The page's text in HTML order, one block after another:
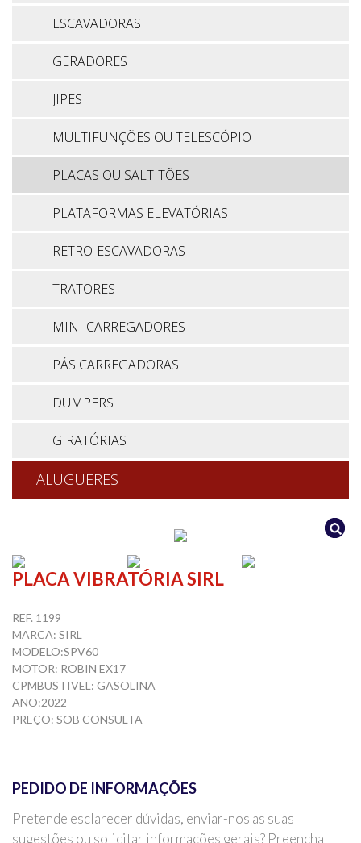
ESCAVADORAS
GERADORES
JIPES
MULTIFUNÇÕES OU TELESCÓPIO
PLACAS OU SALTITÕES
PLATAFORMAS ELEVATÓRIAS
RETRO-ESCAVADORAS
TRATORES
MINI CARREGADORES
PÁS CARREGADORAS
DUMPERS
GIRATÓRIAS
ALUGUERES
PLACA VIBRATÓRIA SIRL
REF. 1199
MARCA: SIRL
MODELO:SPV60
MOTOR: ROBIN EX17
CPMBUSTIVEL: GASOLINA
ANO:2022
PREÇO: SOB CONSULTA
PEDIDO DE INFORMAÇÕES
Pretende esclarecer dúvidas, enviar-nos as suas
sugestões ou solicitar informações gerais? Preencha